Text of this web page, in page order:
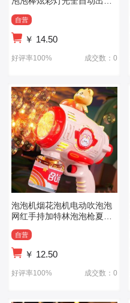
自营
￥ 14.50
好评率100% 成交数：0
泡泡机烟花泡机电动吹泡泡
网红手持加特林泡泡枪夏季
自营
￥ 12.50
好评率100% 成交数：0